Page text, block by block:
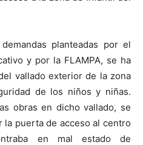
planteadas por el
y por la FLAMPA, se ha
vallado exterior de la zona
de los niños y niñas.
obras en dicho vallado, se
la puerta de acceso al centro
en mal estado de